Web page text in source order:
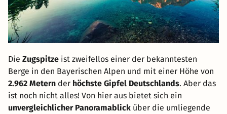
Die Zugspitze ist zweifellos einer der bekanntesten
Berge in den Bayerischen Alpen und mit einer Höhe von
2.962 Metern der höchste Gipfel Deutschlands. Aber das
ist noch nicht alles! Von hier aus bietet sich ein
unvergleichlicher Panoramablick über die umliegende